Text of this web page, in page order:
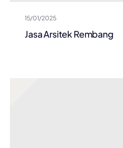
15/01/2025
Jasa Arsitek Rembang